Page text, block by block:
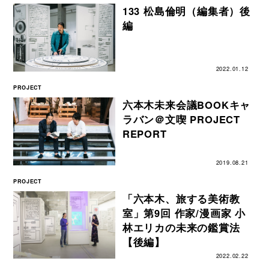
133 松島倫明（編集者）後
編
2022.01.12
PROJECT
六本木未来会議BOOKキャ
ラバン＠文喫 PROJECT
REPORT
2019.08.21
PROJECT
「六本木、旅する美術教
室」第9回 作家/漫画家 小
林エリカの未来の鑑賞法
【後編】
2022.02.22